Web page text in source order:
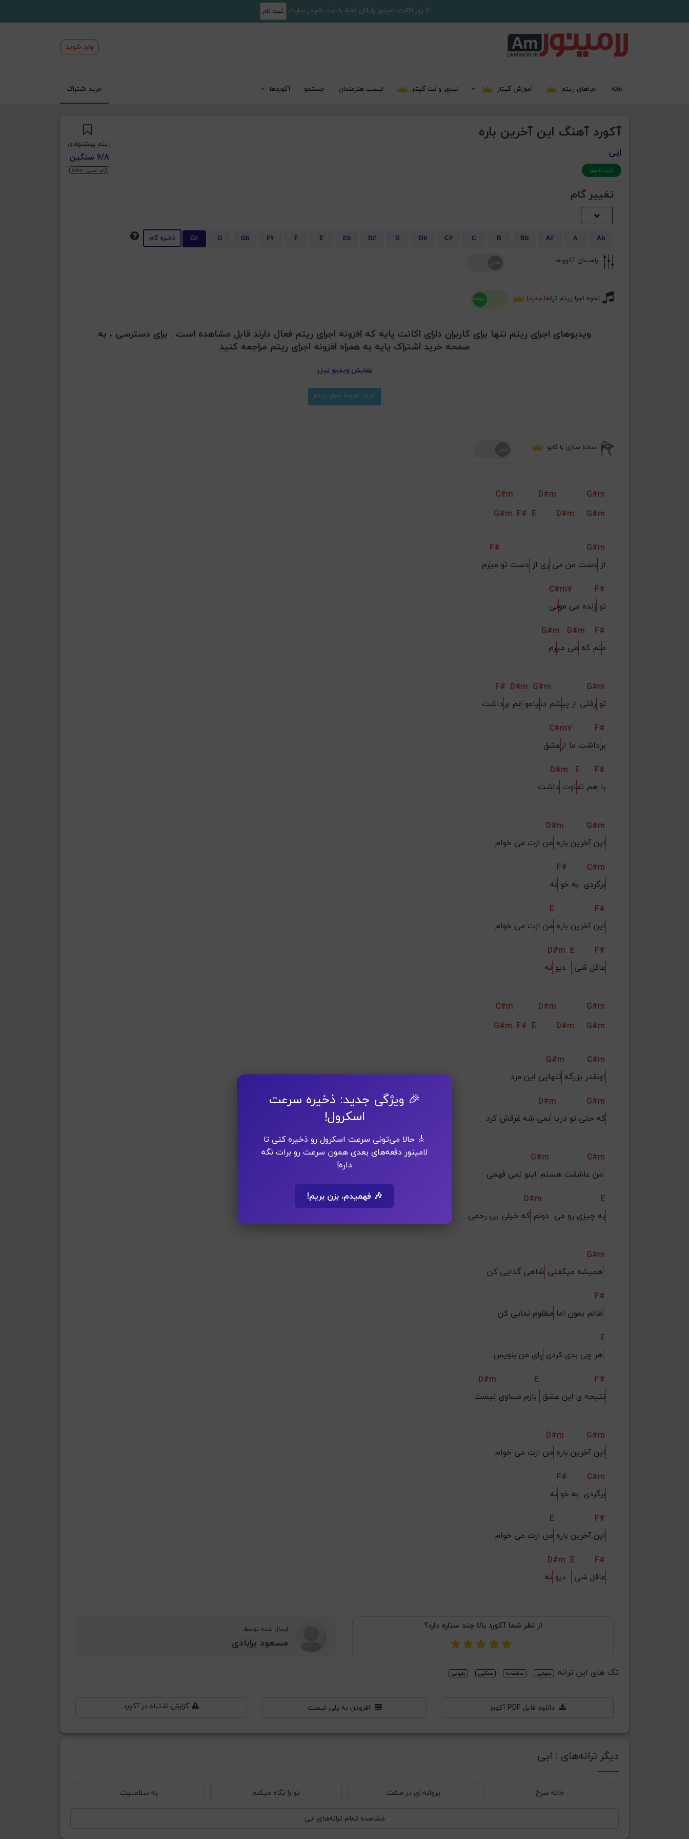
7 روز اکانت لامینور رایگان فقط با ثبت نام در سایت ثبت نام
وارد شوید
خانه اجراهای ریتم آموزش گیتار تبلچر و نت گیتار لیست هنرمندان جستجو آکوردها خرید اشتراک
آکورد آهنگ این آخرین باره
ابی
تأیید لامینور
ریتم پیشنهادی
6/8 سنگین
گام اصلی: G#m
تغییر گام
🎉 ویژگی جدید: ذخیره سرعت
اسکرول!
🎸 حالا می‌تونی سرعت اسکرول رو ذخیره کنی تا
لامینور دفعه‌های بعدی همون سرعت رو برات نگه
داره!
🎶 فهمیدم، بزن بریم!
Ab
A
A#
Bb
B
C
C#
Db
D
D#
Eb
E
F
F#
Gb
G
G# ذخیره گام
راهنمای آکوردها
نحوه اجرا ریتم ترانه(جدید)
ویدیوهای اجرای ریتم تنها برای کاربران دارای اکانت پایه که افزونه اجرای ریتم فعال دارند قابل مشاهده است . برای دسترسی ، به
صفحه خرید اشتراک پایه به همراه افزونه اجرای ریتم مراجعه کنید
نمایش ویدیو تیزر
خرید افزونه اجرای ریتم
ساده سازی با کاپو
C#m D#m
G#m
G#m F# E D#m G#m
F#
G#m
از دست من می ری از دست تو میرم
C#m7
F#
تو زنده می مونی
G#m D#m
F#
منم که می میرم
F# D#m G#m
G#m
تو رفتی از پیشم دنیامو غم برداشت
C#m7
F#
برداشت ما ازعشق
D#m E
F#
با هم تفاوت داشت
D#m
G#m
این آخرین باره من ازت می خوام
F#
C#m
برگردی  به خو نه
E
F#
این آخرین باره من ازت می خوام
D#m E
F#
عاقل شی
  دیو
نه
C#m D#m
G#m
G#m F# E D#m G#m
G#m
C#m
اونقدر بزرگه تنهایی این مرد
D#m
G#m
که حتی تو دریا نمی شه غرقش کرد
G#m
C#m
من عاشقت هستم
D#m
E
یه چیزی رو می  دونم که خیلی بی رحمی
G#m
همیشه میگفتی
F#
ظالم بمون اما
E
هر چی بدی کردی
D#m
E
F#
نتیجه ی این عشق بازم مساوی نیست
D#m
G#m
این آخرین باره من ازت می خوام
F#
C#m
برگردی  به خو نه
E
F#
این آخرین باره من ازت می خوام
D#m E
F#
عاقل شی
  دیو
نه
از نظر شما آکورد بالا چند ستاره دارد؟ ارسال شده توسط
مسعود برابادی
تگ های این ترانه: تنهایی عاشقانه غمگین بارونی
افزودن به پلی لیست گزارش اشتباه در آکورد
دیگر ترانه‌های : ابی
خانه سرخ پروانه ای در مشت تو را نگاه میکنم
به سلامتیت
مشاهده تمام ترانه‌های ابی